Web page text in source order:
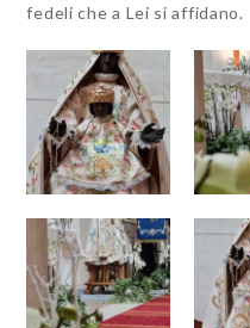
fedeli che a Lei si affidano.